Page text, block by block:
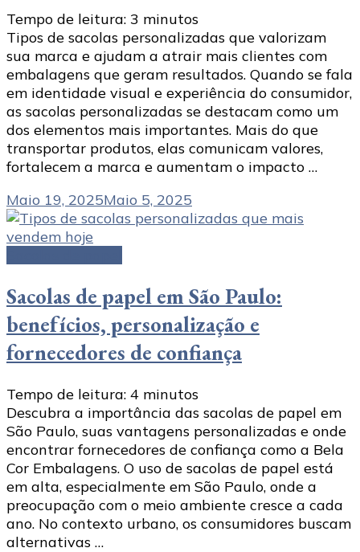
Tempo de leitura: 3 minutos
Tipos de sacolas personalizadas que valorizam
sua marca e ajudam a atrair mais clientes com
embalagens que geram resultados. Quando se fala
em identidade visual e experiência do consumidor,
as sacolas personalizadas se destacam como um
dos elementos mais importantes. Mais do que
transportar produtos, elas comunicam valores,
fortalecem a marca e aumentam o impacto …
Maio 19, 2025Maio 5, 2025
Sacolas de papel em São Paulo:
benefícios, personalização e
fornecedores de confiança
Tempo de leitura: 4 minutos
Descubra a importância das sacolas de papel em
São Paulo, suas vantagens personalizadas e onde
encontrar fornecedores de confiança como a Bela
Cor Embalagens. O uso de sacolas de papel está
em alta, especialmente em São Paulo, onde a
preocupação com o meio ambiente cresce a cada
ano. No contexto urbano, os consumidores buscam
alternativas …